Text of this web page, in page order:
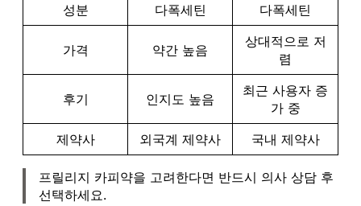
성분
다폭세틴 다폭세틴
가격 약간 높음
상대적으로 저
렴
후기 인지도 높음
최근 사용자 증
가 중
제약사
외국계 제약사 국내 제약사
프릴리지 카피약을 고려한다면 반드시 의사 상담 후
선택하세요.